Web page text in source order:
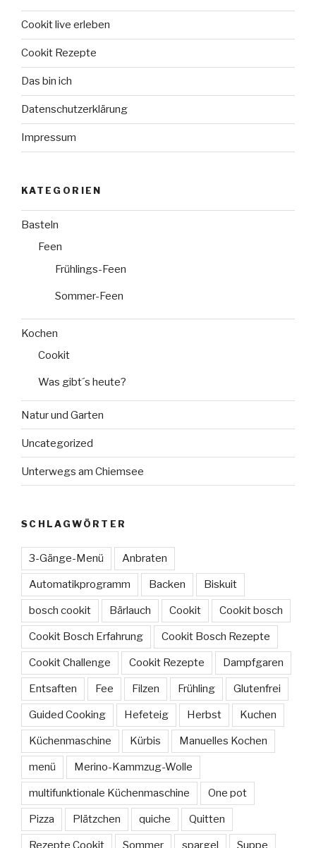
Cookit live erleben
Cookit Rezepte
Das bin ich
Datenschutzerklärung
Impressum
KATEGORIEN
Basteln
Feen
Frühlings-Feen
Sommer-Feen
Kochen
Cookit
Was gibt´s heute?
Natur und Garten
Uncategorized
Unterwegs am Chiemsee
SCHLAGWÖRTER
3-Gänge-Menü Anbraten
Automatikprogramm Backen Biskuit
bosch cookit Bärlauch Cookit Cookit bosch
Cookit Bosch Erfahrung Cookit Bosch Rezepte
Cookit Challenge Cookit Rezepte Dampfgaren
Entsaften Fee Filzen Frühling Glutenfrei
Guided Cooking Hefeteig Herbst Kuchen
Küchenmaschine Kürbis Manuelles Kochen
menü Merino-Kammzug-Wolle
multifunktionale Küchenmaschine One pot
Pizza Plätzchen quiche Quitten
Rezepte Cookit Sommer spargel Suppe